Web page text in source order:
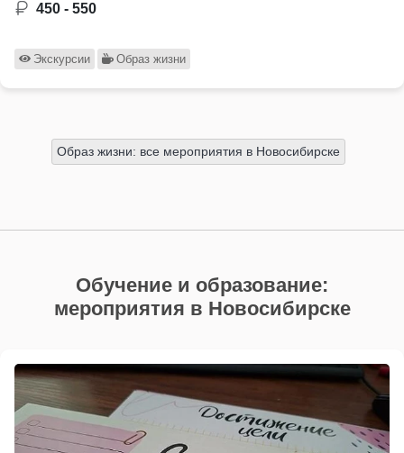
450 - 550
Экскурсии Образ жизни
Образ жизни: все мероприятия в Новосибирске
Обучение и образование:
мероприятия в Новосибирске